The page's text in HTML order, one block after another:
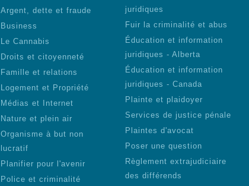
Argent, dette et fraude
Business
Le Cannabis
Droits et citoyenneté
Famille et relations
Logement et Propriété
Médias et Internet
Nature et plein air
Organisme à but non
lucratif
Planifier pour l'avenir
Police et criminalité
juridiques
Fuir la criminalité et abus
Éducation et information
juridiques - Alberta
Éducation et information
juridiques - Canada
Plainte et plaidoyer
Services de justice pénale
Plaintes d'avocat
Poser une question
Règlement extrajudiciaire
des différends